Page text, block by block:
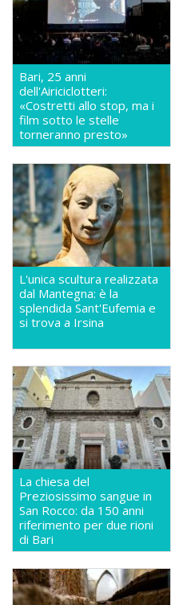
Bari, 25 anni
dell'Airiciclotteri:
«Costretti allo stop, ma i
film sotto le stelle
torneranno presto»
L'unica scultura realizzata
dal Mantegna: è la
splendida Sant'Eufemia e
si trova a Irsina
La chiesa del
Preziosissimo sangue in
San Rocco: da 150 anni
riferimento per due rioni
di Bari